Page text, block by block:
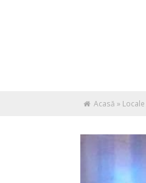
Acasă » Locale